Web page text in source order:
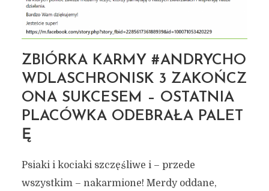
ZBIÓRKA KARMY #ANDRYCHO
WDLASCHRONISK 3 ZAKOŃCZ
ONA SUKCESEM – OSTATNIA
PLACÓWKA ODEBRAŁA PALET
Ę
Psiaki i kociaki szczęśliwe i – przede
wszystkim – nakarmione! Merdy oddane,